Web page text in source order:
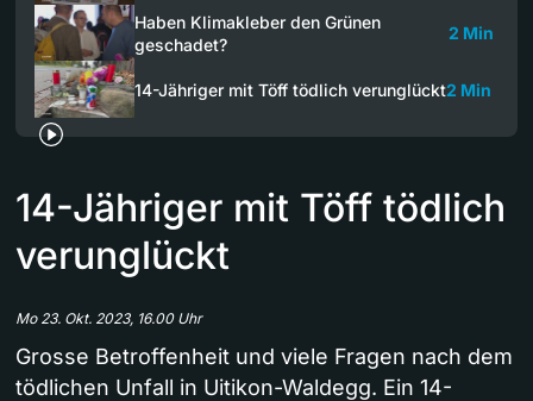
Haben Klimakleber den Grünen
geschadet?
2 Min
14-Jähriger mit Töff tödlich verunglückt2 Min
14-Jähriger mit Töff tödlich
verunglückt
Mo 23. Okt. 2023, 16.00 Uhr
Grosse Betroffenheit und viele Fragen nach dem
tödlichen Unfall in Uitikon-Waldegg. Ein 14-